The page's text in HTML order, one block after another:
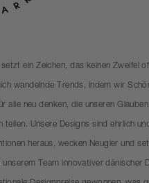
ein Zeichen, das keinen Zweifel
wandelnde Trends, indem wir
alle neu denken, die unseren
teilen. Unsere Designs sind ehrlich
heraus, wecken Neugier und
unserem Team innovativer dänischer